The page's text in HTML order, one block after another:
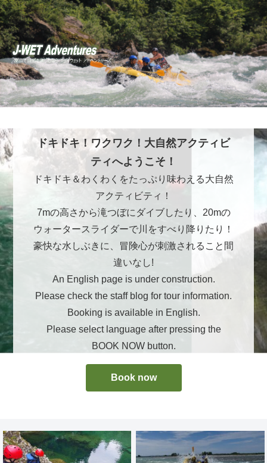
ドキドキ！ワクワク！大自然アクティビ
ティへようこそ！
ドキドキ＆わくわくをたっぷり味わえる大自然
アクティビティ！
7mの高さから滝つぼにダイブしたり、20mの
ウォータースライダーで川をすべり降りたり！
豪快な水しぶきに、冒険心が刺激されること間
違いなし!
An English page is under construction.
Please check the staff blog for tour information.
Booking is available in English.
Please select language after pressing the
BOOK NOW button.
Book now